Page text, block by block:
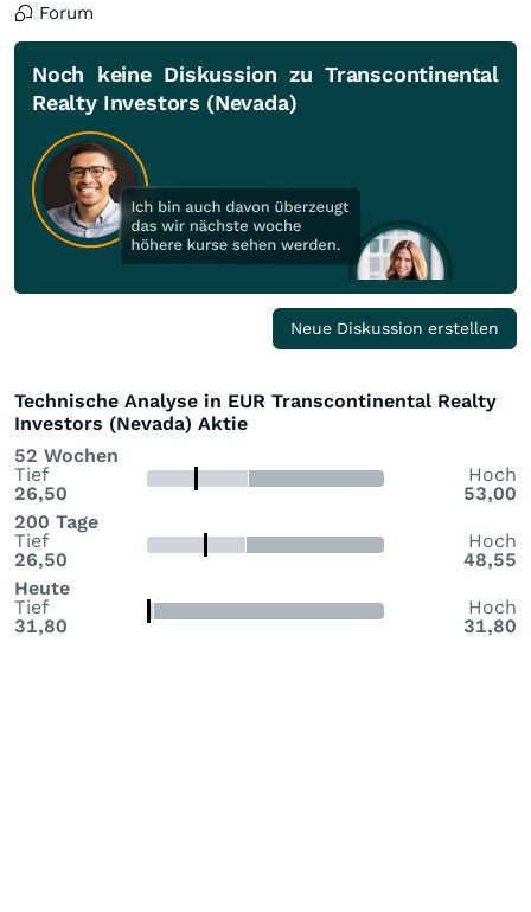
Forum
Noch keine Diskussion zu Transcontinental
Realty Investors (Nevada)
Neue Diskussion erstellen
Technische Analyse in EUR Transcontinental Realty
Investors (Nevada) Aktie
52 Wochen
Tief
26,50
Hoch
53,00
200 Tage
Tief
26,50
Hoch
48,55
Heute
Tief
31,80
Hoch
31,80